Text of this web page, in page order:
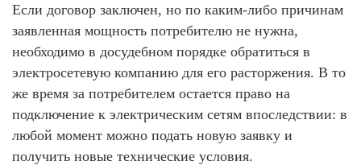
Если договор заключен, но по каким-либо причинам
заявленная мощность потребителю не нужна,
необходимо в досудебном порядке обратиться в
электросетевую компанию для его расторжения. В то
же время за потребителем остается право на
подключение к электрическим сетям впоследствии: в
любой момент можно подать новую заявку и
получить новые технические условия.